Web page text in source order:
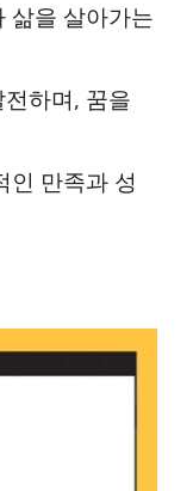
삶을 살아가는
하며, 꿈을
인 만족과 성